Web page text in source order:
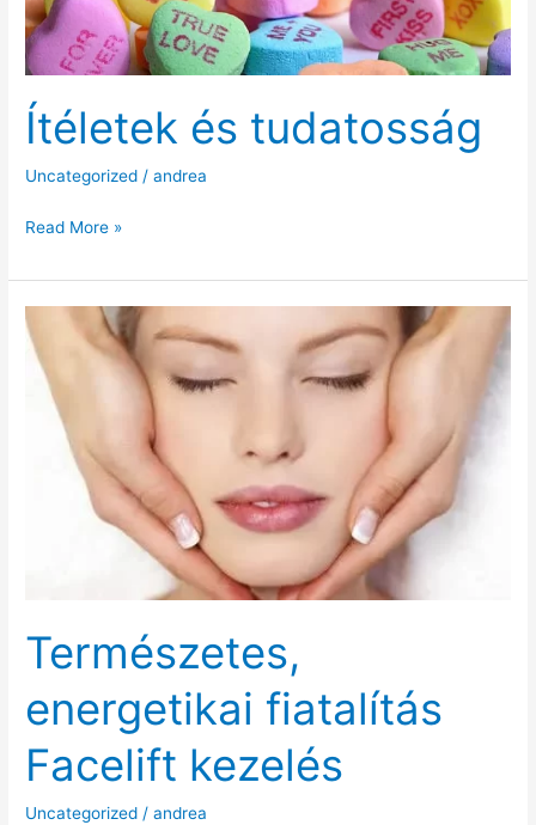
Ítéletek és tudatosság
Uncategorized /andrea
Ítéletek
tudatosság
Read More »
Természetes,
energetikai fiatalítás
Facelift kezelés
Uncategorized /andrea